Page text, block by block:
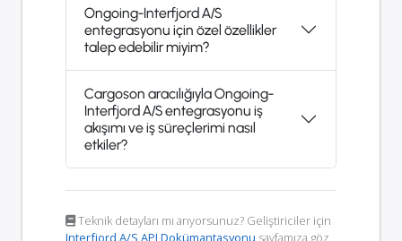
Ongoing-Interfjord A/S
entegrasyonu için özel özellikler
talep edebilir miyim?
Cargoson aracılığıyla Ongoing-
Interfjord A/S entegrasyonu iş
akışımı ve iş süreçlerimi nasıl
etkiler?
Teknik detayları mı arıyorsunuz? Geliştiriciler için
Interfjord A/S API Dokümantasyonu sayfamıza göz